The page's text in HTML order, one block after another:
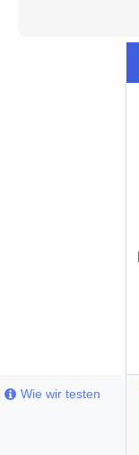
Wie wir testen